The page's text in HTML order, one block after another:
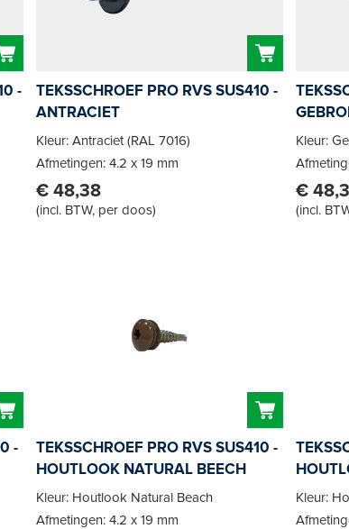
-
TEKSSCHROEF PRO RVS SUS410 -
ANTRACIET
Kleur: Antraciet (RAL 7016)
Afmetingen: 4.2 x 19 mm
€ 48,38
(incl. BTW, per doos)
Kleur:
€
(incl.
-
TEKSSCHROEF PRO RVS SUS410 -
HOUTLOOK NATURAL BEECH
Kleur: Houtlook Natural Beach
Afmetingen: 4.2 x 19 mm
Kleur: